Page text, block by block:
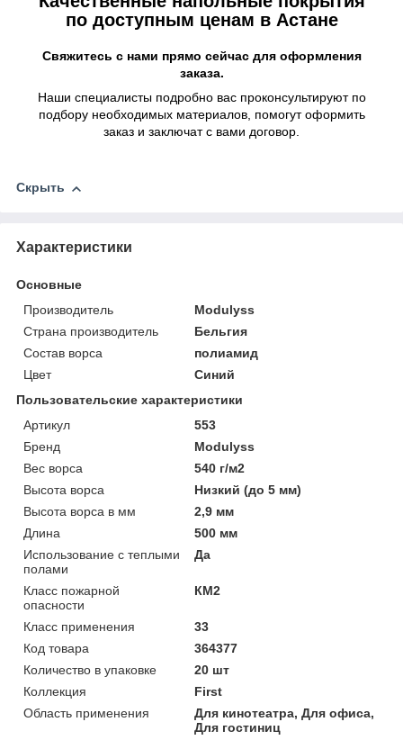
по доступным ценам в Астане
Свяжитесь с нами прямо сейчас для оформления
заказа.
Наши специалисты подробно вас проконсультируют по
подбору необходимых материалов, помогут оформить
заказ и заключат с вами договор.
Скрыть
Характеристики
Основные
Производитель
Modulyss
Страна производитель
Бельгия
Состав ворса
полиамид
Цвет
Синий
Пользовательские характеристики
Артикул
553
Бренд
Modulyss
Вес ворса
540 г/м2
Высота ворса
Низкий (до 5 мм)
Высота ворса в мм
2,9 мм
Длина
500 мм
Использование с теплыми
полами
Да
Класс пожарной
опасности
КМ2
Класс применения
33
Код товара
364377
Количество в упаковке
20 шт
Коллекция
First
Область применения
Для кинотеатра, Для офиса,
Для гостиниц